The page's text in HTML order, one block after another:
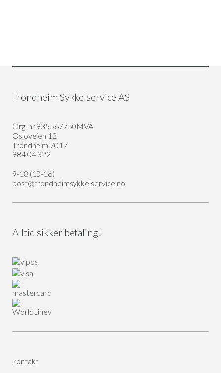
Trondheim Sykkelservice AS
Org. nr 935567750MVA
Osloveien 12
Trondheim 7017
984 04 322
9-18 (10-16)
post@trondheimsykkelservice.no
Alltid sikker betaling!
kontakt